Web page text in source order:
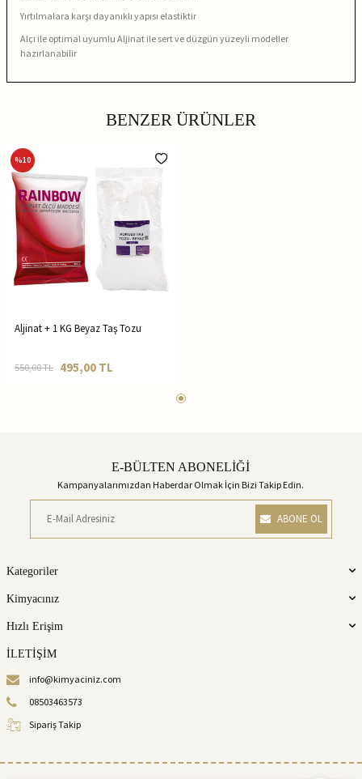
Yırtılmalara karşı dayanıklı yapısı elastiktir
Alçı ile optimal uyumlu Aljinat ile sert ve düzgün yüzeyli modeller
hazırlanabilir
BENZER ÜRÜNLER
%10
Aljinat + 1 KG Beyaz Taş Tozu
550,00TL 495,00 TL
E-BÜLTEN ABONELİĞİ
Kampanyalarımızdan Haberdar Olmak İçin Bizi Takip Edin.
ABONE OL
Kategoriler
Kimyacınız
Hızlı Erişim
İLETİŞİM
info@kimyaciniz.com
08503463573
Sipariş Takip